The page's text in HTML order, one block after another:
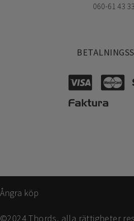
060-61 43 33
Ångra köp
©2024 Thords, alla rättigheter